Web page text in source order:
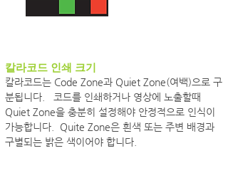
칼라코드 인쇄 크기
칼라코드는 Code Zone과 Quiet Zone(여백)으로 구
분됩니다. 코드를 인쇄하거나 영상에 노출할때
Quiet Zone을 충분히 설정해야 안정적으로 인식이
가능합니다. Quite Zone은 흰색 또는 주변 배경과
구별되는 밝은 색이어야 합니다.